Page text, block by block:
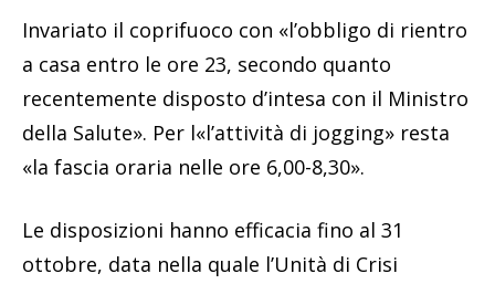
Invariato il coprifuoco con «l’obbligo di rientro
a casa entro le ore 23, secondo quanto
recentemente disposto d’intesa con il Ministro
della Salute». Per l«l’attività di jogging» resta
«la fascia oraria nelle ore 6,00-8,30».
Le disposizioni hanno efficacia fino al 31
ottobre, data nella quale l’Unità di Crisi